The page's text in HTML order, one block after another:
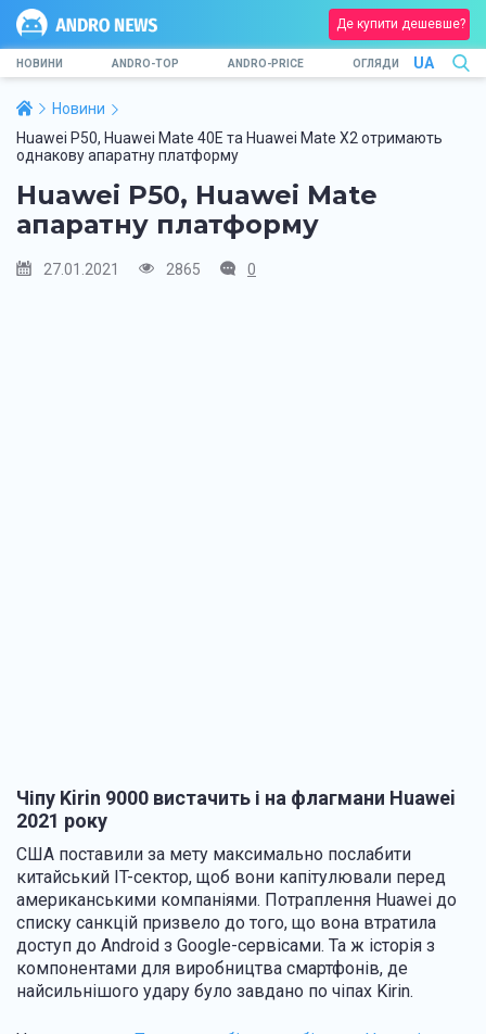
Де купити дешевше?
НОВИНИ ANDRO-TOP ANDRO-PRICE ОГЛЯДИ UA
Новини
Huawei P50, Huawei Mate 40E та Huawei Mate X2 отримають
однакову апаратну платформу
Huawei P50, Huawei Mate
апаратну платформу
27.01.2021 2865 0
Чіпу Kirin 9000 вистачить і на флагмани Huawei
2021 року
США поставили за мету максимально послабити
китайський IT-сектор, щоб вони капітулювали перед
американськими компаніями. Потраплення Huawei до
списку санкцій призвело до того, що вона втратила
доступ до Android з Google-сервісами. Та ж історія з
компонентами для виробництва смартфонів, де
найсильнішого удару було завдано по чіпах Kirin.